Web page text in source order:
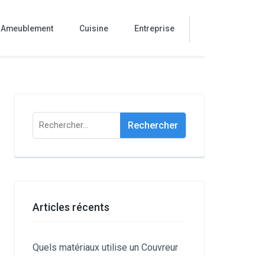
Ameublement Cuisine Entreprise
Rechercher :
Articles récents
Quels matériaux utilise un Couvreur